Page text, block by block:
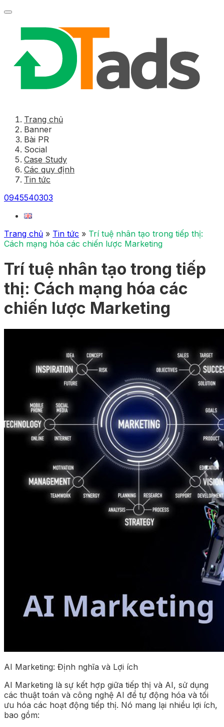
Trang chủ
Banner
Bài PR
Social
Case Study
Các quy định
Tin tức
0945540303
Trang chủ » Tin tức » Trí tuệ nhân tạo trong tiếp thị:
Cách mạng hóa các chiến lược Marketing
Trí tuệ nhân tạo trong tiếp
thị: Cách mạng hóa các
chiến lược Marketing
AI Marketing: Định nghĩa và Lợi ích
AI Marketing là sự kết hợp giữa tiếp thị và AI, sử dụng
các thuật toán và công nghệ AI để tự động hóa và tối
ưu hóa các hoạt động tiếp thị. Nó mang lại nhiều lợi ích,
bao gồm: